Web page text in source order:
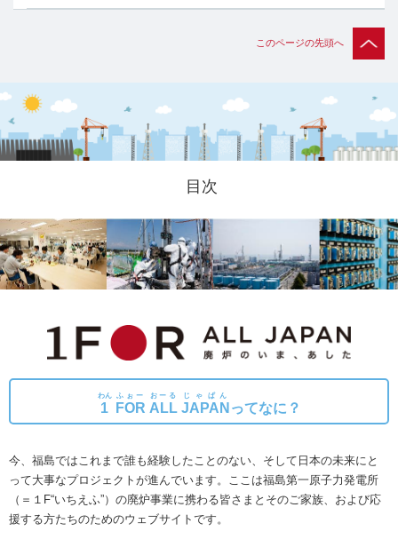
このページの先頭へ
目次
1
わん
FOR
ふぉー
ALL
おーる
JAPAN
じゃぱん
ってなに？
今、福島ではこれまで誰も経験したことのない、そして日本の未来にと
って大事なプロジェクトが進んでいます。 ここは福島第一原子力発電所
（＝１F“いちえふ”）の廃炉事業に携わる皆さまとそのご家族、および応
援する方たちのためのウェブサイトです。